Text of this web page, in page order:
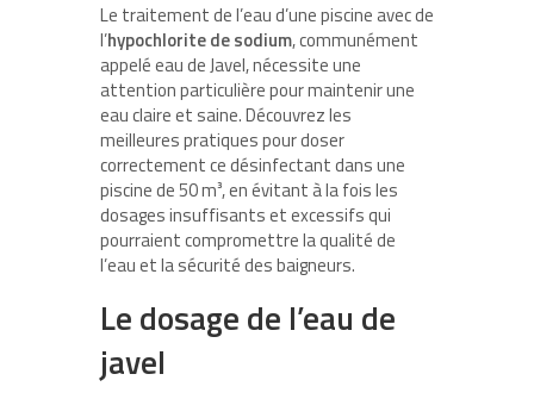
Le traitement de l’eau d’une piscine avec de
l’hypochlorite de sodium, communément
appelé eau de Javel, nécessite une
attention particulière pour maintenir une
eau claire et saine. Découvrez les
meilleures pratiques pour doser
correctement ce désinfectant dans une
piscine de 50 m³, en évitant à la fois les
dosages insuffisants et excessifs qui
pourraient compromettre la qualité de
l’eau et la sécurité des baigneurs.
Le dosage de l’eau de
javel